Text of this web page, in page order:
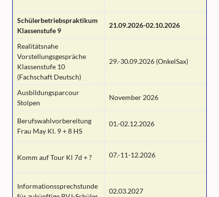
Schülerbetriebspraktikum
Klassenstufe 9
21.09.2026-02.10.2026
Realitätsnahe
Vorstellungsgespräche
Klassenstufe 10
(Fachschaft Deutsch)
29.-30.09.2026 (OnkelSax)
Ausbildungsparcour
Stolpen
November 2026
Berufswahlvorbereitung
Frau May Kl. 9 + 8 HS
01.-02.12.2026
Komm auf Tour Kl 7d + ? 07.-11-12.2026
Informationssprechstunde
02.03.2027